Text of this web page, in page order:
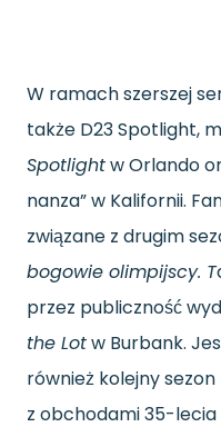
W ramach szerszej
także D23 Spotlight,
Spotlightw Orlando
nanza” w Kalifornii.
związane z drugim
bogowie olimpijscy. T
przez publiczność
the Lotw Burbank.
również kolejny sezon
z obchodami 35-lecia